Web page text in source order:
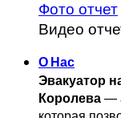
Фото отчет
Видео
О Нас
Эвакуатор
Королева —